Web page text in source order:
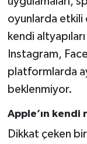
oyunlarda etkili
kendi
Instagram,
platformlarda
beklenmiyor.
Apple’ın
Dikkat çeken